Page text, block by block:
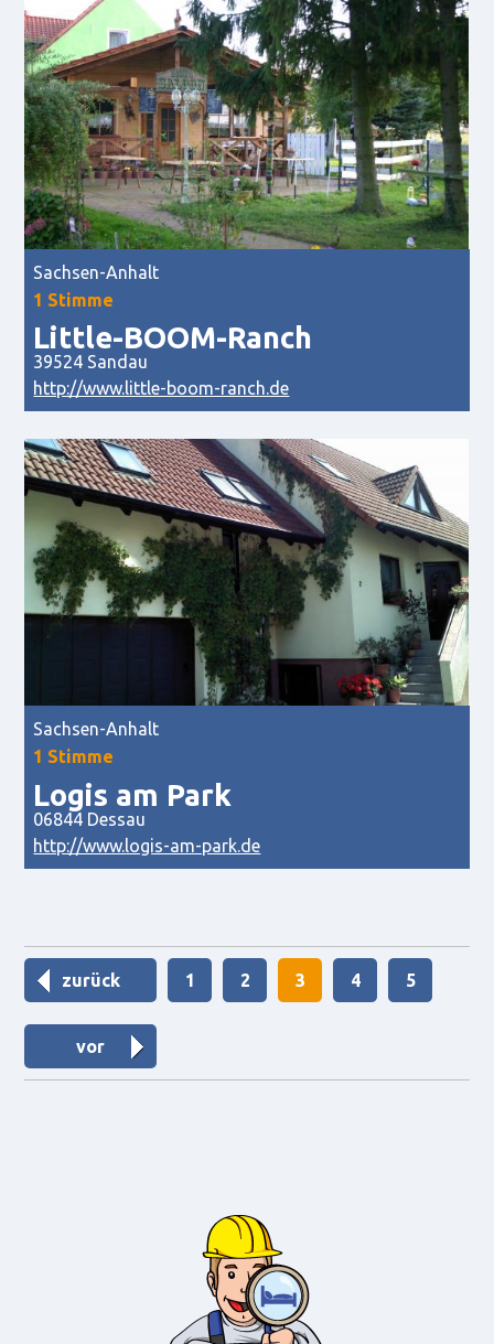
Sachsen-Anhalt
1 Stimme
Little-BOOM-Ranch
39524 Sandau
http://www.little-boom-ranch.de
Sachsen-Anhalt
1 Stimme
Logis am Park
06844 Dessau
http://www.logis-am-park.de
zurück 1 2 3 4 5
vor